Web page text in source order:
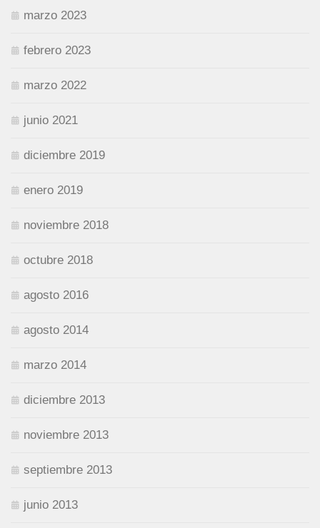
marzo 2023
febrero 2023
marzo 2022
junio 2021
diciembre 2019
enero 2019
noviembre 2018
octubre 2018
agosto 2016
agosto 2014
marzo 2014
diciembre 2013
noviembre 2013
septiembre 2013
junio 2013